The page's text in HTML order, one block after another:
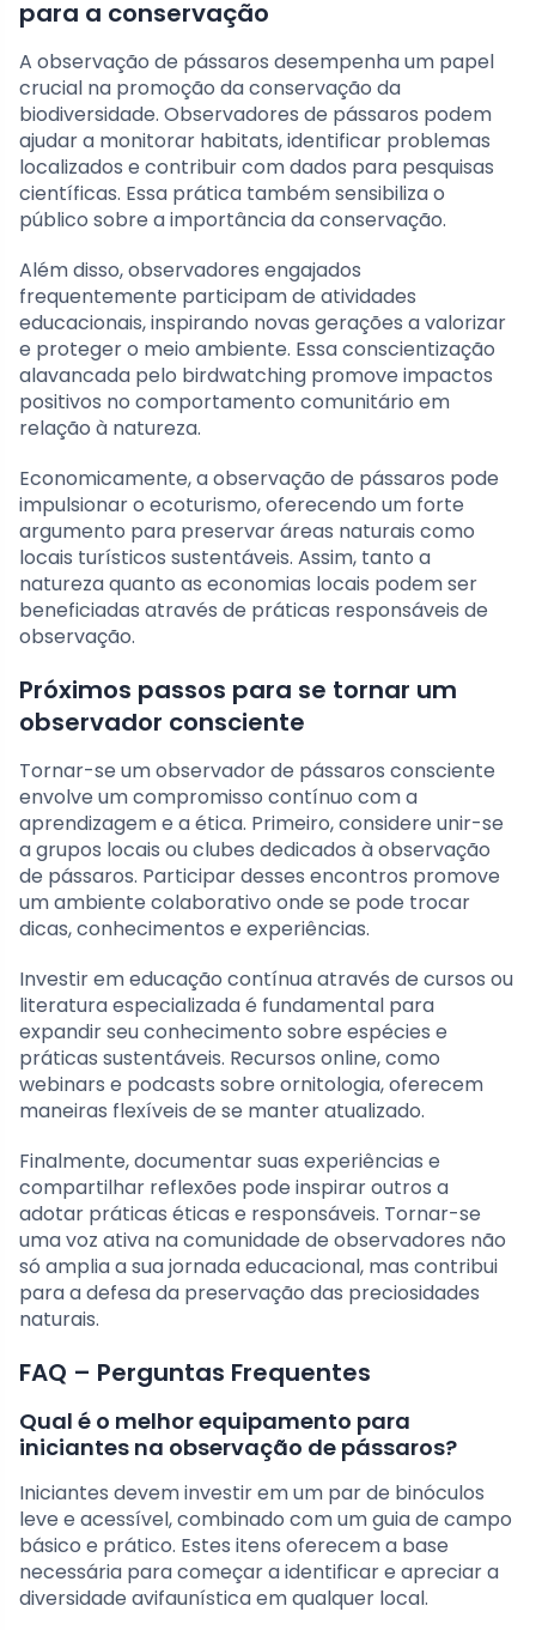
para a conservação
A observação de pássaros desempenha um papel
crucial na promoção da conservação da
biodiversidade. Observadores de pássaros podem
ajudar a monitorar habitats, identificar problemas
localizados e contribuir com dados para pesquisas
científicas. Essa prática também sensibiliza o
público sobre a importância da conservação.
Além disso, observadores engajados
frequentemente participam de atividades
educacionais, inspirando novas gerações a valorizar
e proteger o meio ambiente. Essa conscientização
alavancada pelo birdwatching promove impactos
positivos no comportamento comunitário em
relação à natureza.
Economicamente, a observação de pássaros pode
impulsionar o ecoturismo, oferecendo um forte
argumento para preservar áreas naturais como
locais turísticos sustentáveis. Assim, tanto a
natureza quanto as economias locais podem ser
beneficiadas através de práticas responsáveis de
observação.
Próximos passos para se tornar um
observador consciente
Tornar-se um observador de pássaros consciente
envolve um compromisso contínuo com a
aprendizagem e a ética. Primeiro, considere unir-se
a grupos locais ou clubes dedicados à observação
de pássaros. Participar desses encontros promove
um ambiente colaborativo onde se pode trocar
dicas, conhecimentos e experiências.
Investir em educação contínua através de cursos ou
literatura especializada é fundamental para
expandir seu conhecimento sobre espécies e
práticas sustentáveis. Recursos online, como
webinars e podcasts sobre ornitologia, oferecem
maneiras flexíveis de se manter atualizado.
Finalmente, documentar suas experiências e
compartilhar reflexões pode inspirar outros a
adotar práticas éticas e responsáveis. Tornar-se
uma voz ativa na comunidade de observadores não
só amplia a sua jornada educacional, mas contribui
para a defesa da preservação das preciosidades
naturais.
FAQ – Perguntas Frequentes
Qual é o melhor equipamento para
iniciantes na observação de pássaros?
Iniciantes devem investir em um par de binóculos
leve e acessível, combinado com um guia de campo
básico e prático. Estes itens oferecem a base
necessária para começar a identificar e apreciar a
diversidade avifaunística em qualquer local.